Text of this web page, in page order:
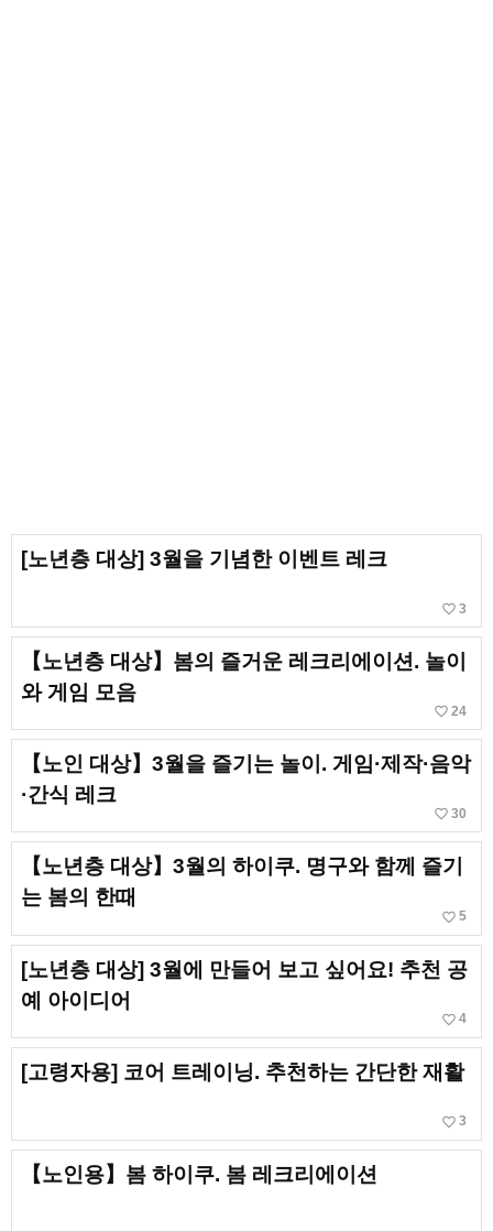
[노년층 대상] 3월을 기념한 이벤트 레크
favorite_border 3
【노년층 대상】봄의 즐거운 레크리에이션. 놀이
와 게임 모음
favorite_border 24
【노인 대상】3월을 즐기는 놀이. 게임·제작·음악
·간식 레크
favorite_border 30
【노년층 대상】3월의 하이쿠. 명구와 함께 즐기
는 봄의 한때
favorite_border 5
[노년층 대상] 3월에 만들어 보고 싶어요! 추천 공
예 아이디어
favorite_border 4
[고령자용] 코어 트레이닝. 추천하는 간단한 재활
favorite_border 3
【노인용】봄 하이쿠. 봄 레크리에이션